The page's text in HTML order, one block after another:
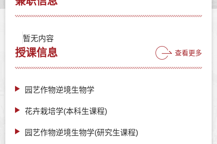
暂无内容
授课信息 查看更多
园艺作物逆境生物学
花卉栽培学(本科生课程)
园艺作物逆境生物学(研究生课程)